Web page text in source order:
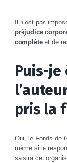
Il n’est pas
préjudice
complète et de
Puis-je
pris la
Oui, le Fonds de
même si le
saisira cet